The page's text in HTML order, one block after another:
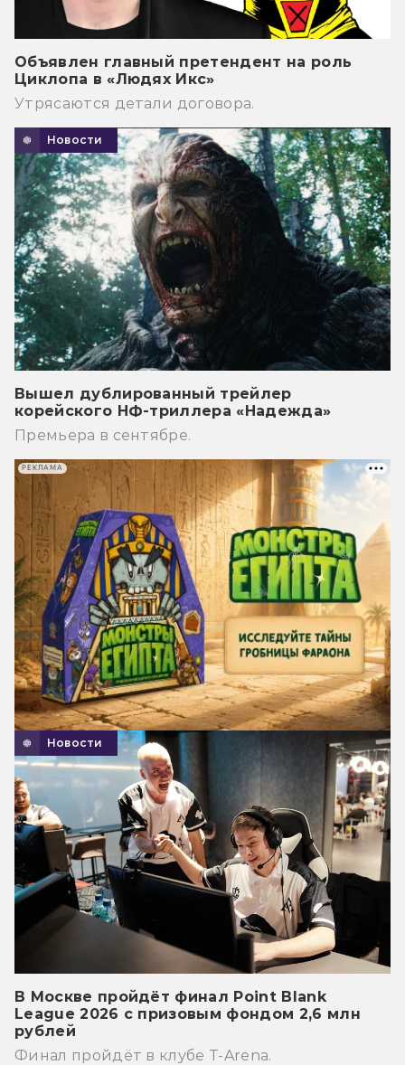
Объявлен главный претендент на роль
Циклопа в «Людях Икс»
Утрясаются детали договора.
Новости
Вышел дублированный трейлер
корейского НФ-триллера «Надежда»
Премьера в сентябре.
Новости
В Москве пройдёт финал Point Blank
League 2026 с призовым фондом 2,6 млн
рублей
Финал пройдёт в клубе T-Arena.
РЕКЛАМА